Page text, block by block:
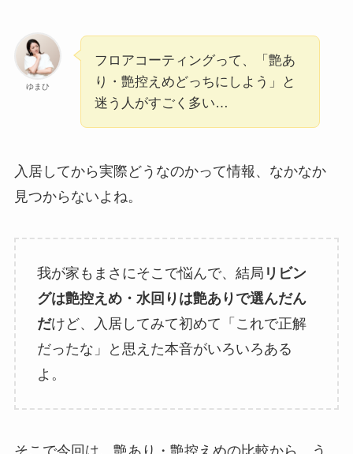
ゆまひ
フロアコーティングって、「艶あ
り・艶控えめどっちにしよう」と
迷う人がすごく多い…
入居してから実際どうなのかって情報、なかなか
見つからないよね。
我が家もまさにそこで悩んで、結局 リビン
グは艶控えめ・水回りは艶ありで選んだん
だけど、入居してみて初めて「これで正解
だったな」と思えた本音がいろいろある
よ。
そこで今回は、艶あり・艶控えめの比較から、う